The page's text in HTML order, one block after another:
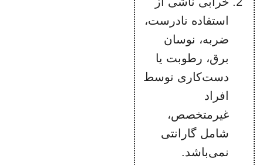
استفاده نادرست،
ضربه، نوسان
برق، رطوبت یا
دست‌کاری توسط
افراد
غیرمتخصص،
شامل گارانتی
نمی‌باشد.